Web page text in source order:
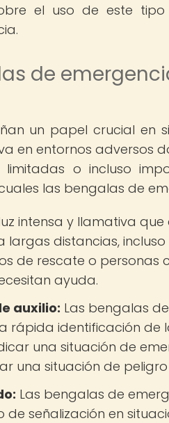
el uso de este
de
un papel crucial en
en entornos adversos
o incluso
las bengalas de
intensa y llamativa
largas distancias,
de rescate o personas
ayuda.
auxilio: Las bengalas
rápida identificación de
una situación de
una situación de
Las bengalas de
señalización en